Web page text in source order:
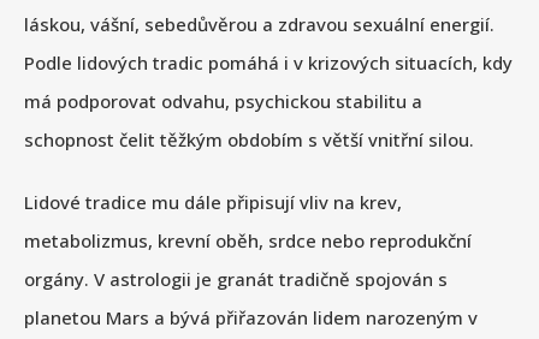
láskou, vášní, sebedůvěrou a zdravou sexuální energií.
Podle lidových tradic pomáhá i v krizových situacích, kdy
má podporovat odvahu, psychickou stabilitu a
schopnost čelit těžkým obdobím s větší vnitřní silou.
Lidové tradice mu dále připisují vliv na krev,
metabolizmus, krevní oběh, srdce nebo reprodukční
orgány. V astrologii je granát tradičně spojován s
planetou Mars a bývá přiřazován lidem narozeným v